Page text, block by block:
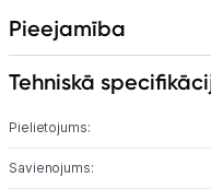
Tet pakalpojumi
Kontakti
Pieejamība
Tehniskā
Pielietojums:
Savienojums: